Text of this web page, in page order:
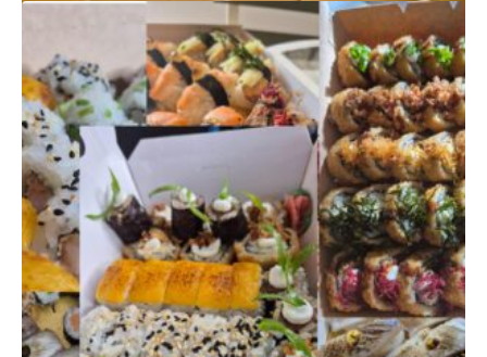
WASABI
$110,00
Quantidade
de
Wasabi
Adicionar